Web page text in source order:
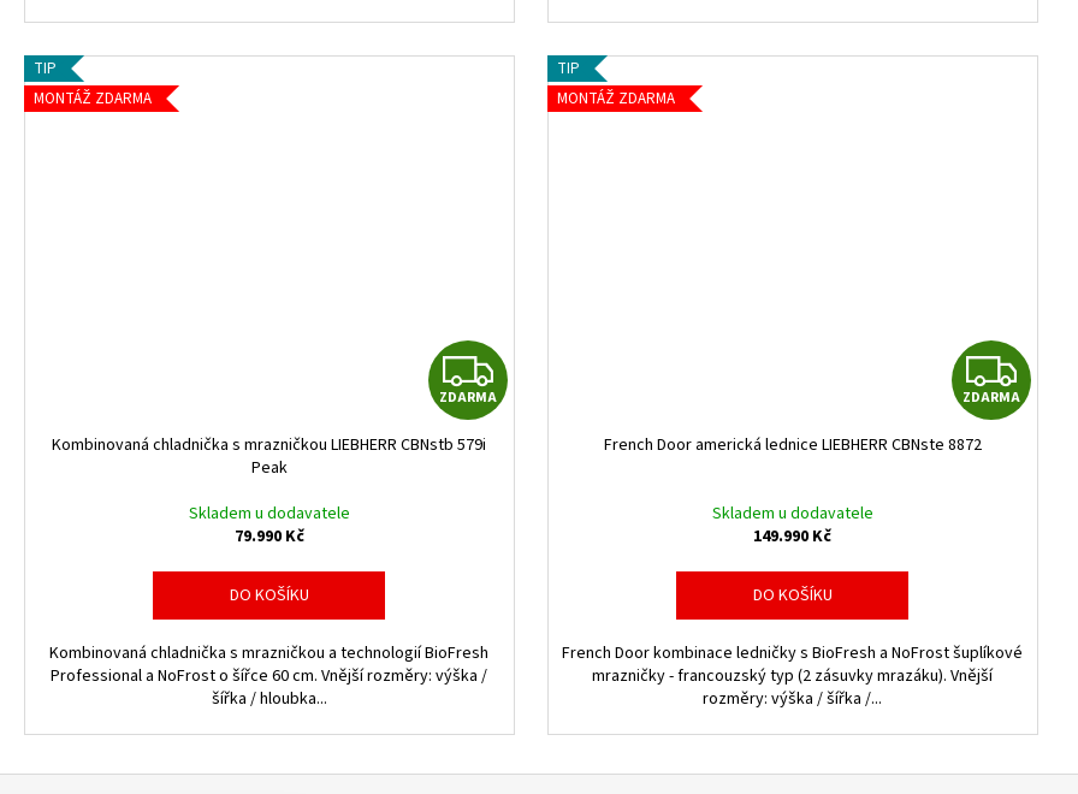
TIP
MONTÁŽ ZDARMA
Z
D
ZDARMA
Kombinovaná chladnička s mrazničkou LIEBHERR CBNstb 579i
Peak
Skladem u dodavatele
79.990 Kč
DO KOŠÍKU
Kombinovaná chladnička s mrazničkou a technologií BioFresh
Professional a NoFrost o šířce 60 cm. Vnější rozměry: výška /
šířka / hloubka...
TIP
MONTÁŽ ZDARMA
Z
D
ZDARMA
French Door americká lednice LIEBHERR CBNste 8872
Skladem u dodavatele
149.990 Kč
DO KOŠÍKU
French Door kombinace ledničky s BioFresh a NoFrost šuplíkové
mrazničky - francouzský typ (2 zásuvky mrazáku). Vnější
rozměry: výška / šířka /...